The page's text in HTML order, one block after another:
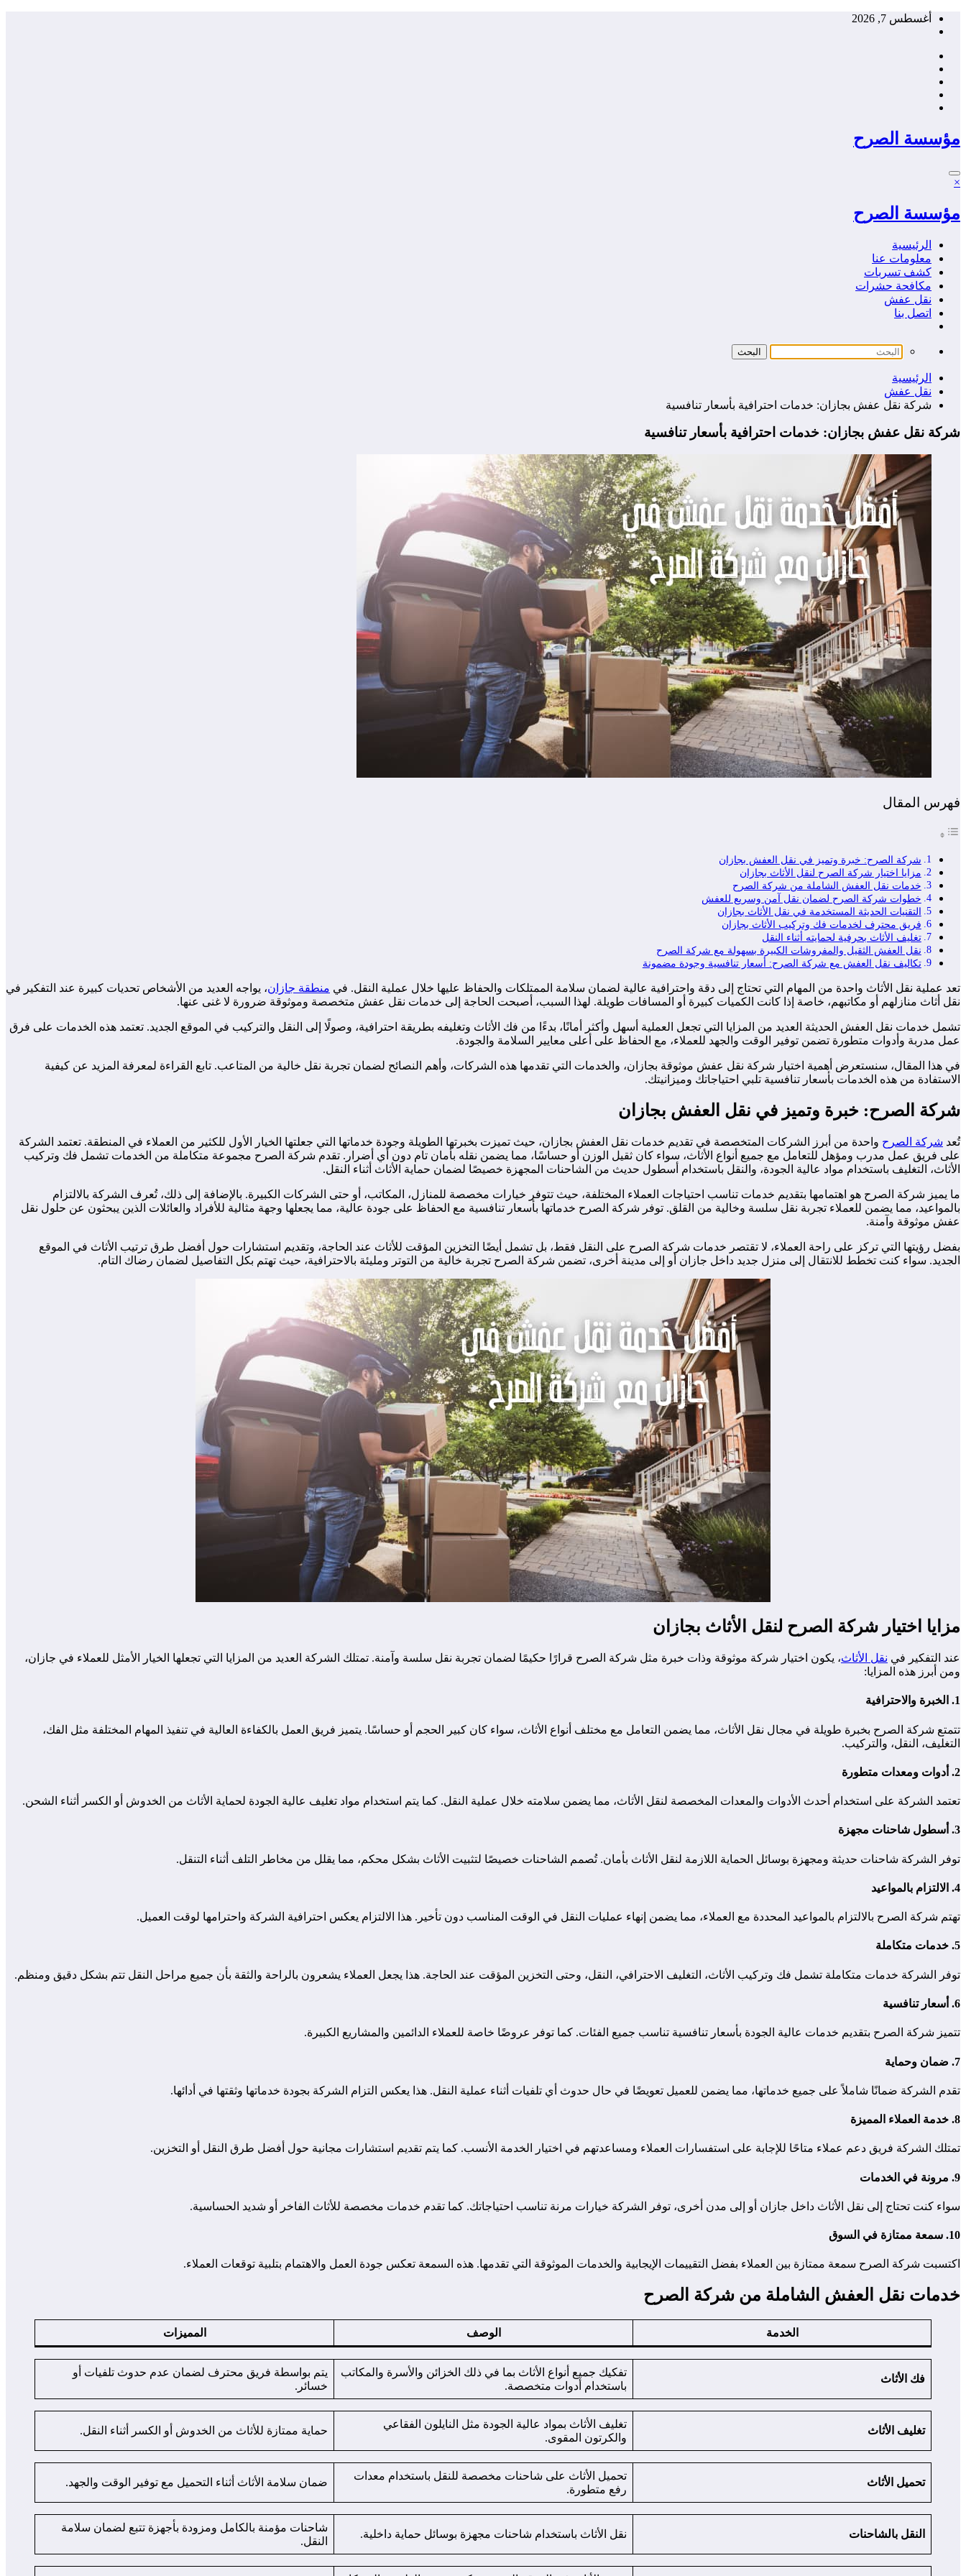
التجاوزأغسطس 7, 2026
مؤسسة الصرح
×
مؤسسة الصرح
الرئيسية
معلومات عنا
كشف تسربات
مكافحة حشرات
نقل عفش
اتصل بنا
الرئيسية
نقل عفش
شركة نقل عفش بجازان: خدمات احترافية بأسعار تنافسية
شركة نقل عفش بجازان: خدمات احترافية بأسعار تنافسية
فهرس المقال
شركة الصرح: خبرة وتميز في نقل العفش بجازان
مزايا اختيار شركة الصرح لنقل الأثاث بجازان
خدمات نقل العفش الشاملة من شركة الصرح
خطوات شركة الصرح لضمان نقل آمن وسريع للعفش
التقنيات الحديثة المستخدمة في نقل الأثاث بجازان
فريق محترف لخدمات فك وتركيب الأثاث بجازان
تغليف الأثاث بحرفية لحمايته أثناء النقل
نقل العفش الثقيل والمفروشات الكبيرة بسهولة مع شركة الصرح
تكاليف نقل العفش مع شركة الصرح: أسعار تنافسية وجودة مضمونة
تعد عملية نقل الأثاث واحدة من المهام التي تحتاج إلى دقة واحترافية عالية لضمان سلامة الممتلكات والحفاظ عليها خلال عملية النقل. في منطقة جازان، يواجه العديد من الأشخاص تحديات كبيرة عند التفكير في
نقل أثاث منازلهم أو مكاتبهم، خاصة إذا كانت الكميات كبيرة أو المسافات طويلة. لهذا السبب، أصبحت الحاجة إلى خدمات نقل عفش متخصصة وموثوقة ضرورة لا غنى عنها.
تشمل خدمات نقل العفش الحديثة العديد من المزايا التي تجعل العملية أسهل وأكثر أمانًا، بدءًا من فك الأثاث وتغليفه بطريقة احترافية، وصولًا إلى النقل والتركيب في الموقع الجديد. تعتمد هذه الخدمات على فرق
عمل مدربة وأدوات متطورة تضمن توفير الوقت والجهد للعملاء، مع الحفاظ على أعلى معايير السلامة والجودة.
في هذا المقال، سنستعرض أهمية اختيار شركة نقل عفش موثوقة بجازان، والخدمات التي تقدمها هذه الشركات، وأهم النصائح لضمان تجربة نقل خالية من المتاعب. تابع القراءة لمعرفة المزيد عن كيفية
الاستفادة من هذه الخدمات بأسعار تنافسية تلبي احتياجاتك وميزانيتك.
شركة الصرح: خبرة وتميز في نقل العفش بجازان
تُعد شركة الصرح واحدة من أبرز الشركات المتخصصة في تقديم خدمات نقل العفش بجازان، حيث تميزت بخبرتها الطويلة وجودة خدماتها التي جعلتها الخيار الأول للكثير من العملاء في المنطقة. تعتمد الشركة
على فريق عمل مدرب ومؤهل للتعامل مع جميع أنواع الأثاث، سواء كان ثقيل الوزن أو حساسًا، مما يضمن نقله بأمان تام دون أي أضرار. تقدم شركة الصرح مجموعة متكاملة من الخدمات تشمل فك وتركيب
الأثاث، التغليف باستخدام مواد عالية الجودة، والنقل باستخدام أسطول حديث من الشاحنات المجهزة خصيصًا لضمان حماية الأثاث أثناء النقل.
ما يميز شركة الصرح هو اهتمامها بتقديم خدمات تناسب احتياجات العملاء المختلفة، حيث تتوفر خيارات مخصصة للمنازل، المكاتب، أو حتى الشركات الكبيرة. بالإضافة إلى ذلك، تُعرف الشركة بالالتزام
بالمواعيد، مما يضمن للعملاء تجربة نقل سلسة وخالية من القلق. توفر شركة الصرح خدماتها بأسعار تنافسية مع الحفاظ على جودة عالية، مما يجعلها وجهة مثالية للأفراد والعائلات الذين يبحثون عن حلول نقل
عفش موثوقة وآمنة.
بفضل رؤيتها التي تركز على راحة العملاء، لا تقتصر خدمات شركة الصرح على النقل فقط، بل تشمل أيضًا التخزين المؤقت للأثاث عند الحاجة، وتقديم استشارات حول أفضل طرق ترتيب الأثاث في الموقع
الجديد. سواء كنت تخطط للانتقال إلى منزل جديد داخل جازان أو إلى مدينة أخرى، تضمن شركة الصرح تجربة خالية من التوتر ومليئة بالاحترافية، حيث تهتم بكل التفاصيل لضمان رضاك التام.
مزايا اختيار شركة الصرح لنقل الأثاث بجازان
عند التفكير في نقل الأثاث، يكون اختيار شركة موثوقة وذات خبرة مثل شركة الصرح قرارًا حكيمًا لضمان تجربة نقل سلسة وآمنة. تمتلك الشركة العديد من المزايا التي تجعلها الخيار الأمثل للعملاء في جازان،
ومن أبرز هذه المزايا:
1. الخبرة والاحترافية
تتمتع شركة الصرح بخبرة طويلة في مجال نقل الأثاث، مما يضمن التعامل مع مختلف أنواع الأثاث، سواء كان كبير الحجم أو حساسًا. يتميز فريق العمل بالكفاءة العالية في تنفيذ المهام المختلفة مثل الفك،
التغليف، النقل، والتركيب.
2. أدوات ومعدات متطورة
تعتمد الشركة على استخدام أحدث الأدوات والمعدات المخصصة لنقل الأثاث، مما يضمن سلامته خلال عملية النقل. كما يتم استخدام مواد تغليف عالية الجودة لحماية الأثاث من الخدوش أو الكسر أثناء الشحن.
3. أسطول شاحنات مجهزة
توفر الشركة شاحنات حديثة ومجهزة بوسائل الحماية اللازمة لنقل الأثاث بأمان. تُصمم الشاحنات خصيصًا لتثبيت الأثاث بشكل محكم، مما يقلل من مخاطر التلف أثناء التنقل.
4. الالتزام بالمواعيد
تهتم شركة الصرح بالالتزام بالمواعيد المحددة مع العملاء، مما يضمن إنهاء عمليات النقل في الوقت المناسب دون تأخير. هذا الالتزام يعكس احترافية الشركة واحترامها لوقت العميل.
5. خدمات متكاملة
توفر الشركة خدمات متكاملة تشمل فك وتركيب الأثاث، التغليف الاحترافي، النقل، وحتى التخزين المؤقت عند الحاجة. هذا يجعل العملاء يشعرون بالراحة والثقة بأن جميع مراحل النقل تتم بشكل دقيق ومنظم.
6. أسعار تنافسية
تتميز شركة الصرح بتقديم خدمات عالية الجودة بأسعار تنافسية تناسب جميع الفئات. كما توفر عروضًا خاصة للعملاء الدائمين والمشاريع الكبيرة.
7. ضمان وحماية
تقدم الشركة ضمانًا شاملاً على جميع خدماتها، مما يضمن للعميل تعويضًا في حال حدوث أي تلفيات أثناء عملية النقل. هذا يعكس التزام الشركة بجودة خدماتها وثقتها في أدائها.
8. خدمة العملاء المميزة
تمتلك الشركة فريق دعم عملاء متاحًا للإجابة على استفسارات العملاء ومساعدتهم في اختيار الخدمة الأنسب. كما يتم تقديم استشارات مجانية حول أفضل طرق النقل أو التخزين.
9. مرونة في الخدمات
سواء كنت تحتاج إلى نقل الأثاث داخل جازان أو إلى مدن أخرى، توفر الشركة خيارات مرنة تناسب احتياجاتك. كما تقدم خدمات مخصصة للأثاث الفاخر أو شديد الحساسية.
10. سمعة ممتازة في السوق
اكتسبت شركة الصرح سمعة ممتازة بين العملاء بفضل التقييمات الإيجابية والخدمات الموثوقة التي تقدمها. هذه السمعة تعكس جودة العمل والاهتمام بتلبية توقعات العملاء.
خدمات نقل العفش الشاملة من شركة الصرح
الخدمة الوصف المميزات
فك الأثاث
تفكيك جميع أنواع الأثاث بما في ذلك الخزائن والأسرة والمكاتب
باستخدام أدوات متخصصة.
يتم بواسطة فريق محترف لضمان عدم حدوث تلفيات أو
خسائر.
تغليف الأثاث
تغليف الأثاث بمواد عالية الجودة مثل النايلون الفقاعي
والكرتون المقوى.
حماية ممتازة للأثاث من الخدوش أو الكسر أثناء النقل.
تحميل الأثاث
تحميل الأثاث على شاحنات مخصصة للنقل باستخدام معدات
رفع متطورة.
ضمان سلامة الأثاث أثناء التحميل مع توفير الوقت والجهد.
النقل بالشاحنات نقل الأثاث باستخدام شاحنات مجهزة بوسائل حماية داخلية.
شاحنات مؤمنة بالكامل ومزودة بأجهزة تتبع لضمان سلامة
النقل.